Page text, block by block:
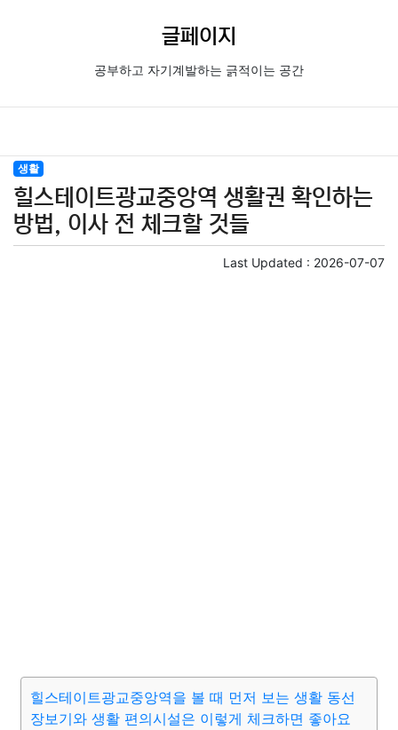
글페이지
공부하고 자기계발하는 긁적이는 공간
생활
힐스테이트광교중앙역 생활권 확인하는
방법, 이사 전 체크할 것들
Last Updated : 2026-07-07
힐스테이트광교중앙역을 볼 때 먼저 보는 생활 동선
장보기와 생활 편의시설은 이렇게 체크하면 좋아요